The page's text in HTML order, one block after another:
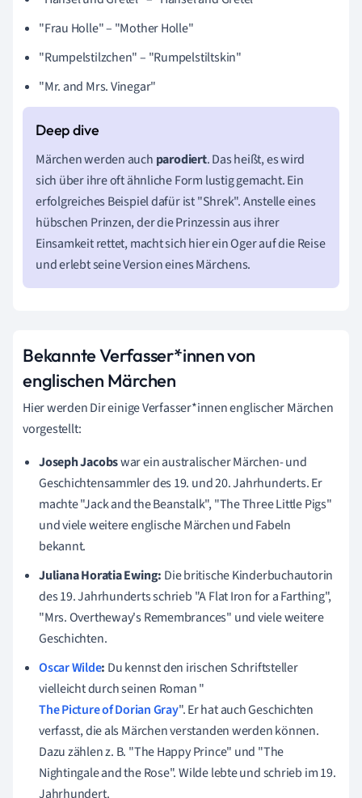
"Frau Holle" – "Mother Holle"
"Rumpelstilzchen" – "Rumpelstiltskin"
"Mr. and Mrs. Vinegar"
Märchen werden auch parodiert. Das heißt, es wird
sich über ihre oft ähnliche Form lustig gemacht. Ein
erfolgreiches Beispiel dafür ist "Shrek". Anstelle eines
hübschen Prinzen, der die Prinzessin aus ihrer
Einsamkeit rettet, macht sich hier ein Oger auf die Reise
und erlebt seine Version eines Märchens.
Bekannte Verfasser*innen von
englischen Märchen
Hier werden Dir einige Verfasser*innen englischer Märchen
vorgestellt:
Joseph Jacobswar ein australischer Märchen- und
Geschichtensammler des 19. und 20. Jahrhunderts. Er
machte "Jack and the Beanstalk", "The Three Little Pigs"
und viele weitere englische Märchen und Fabeln
bekannt.
Juliana Horatia Ewing: Die britische Kinderbuchautorin
des 19. Jahrhunderts schrieb "A Flat Iron for a Farthing",
"Mrs. Overtheway's Remembrances" und viele weitere
Geschichten.
Oscar Wilde: Du kennst den irischen Schriftsteller
vielleicht durch seinen Roman "
The Picture of Dorian Gray". Er hat auch Geschichten
verfasst, die als Märchen verstanden werden können.
Dazu zählen z. B. "The Happy Prince" und "The
Nightingale and the Rose". Wilde lebte und schrieb im 19.
Jahrhundert.